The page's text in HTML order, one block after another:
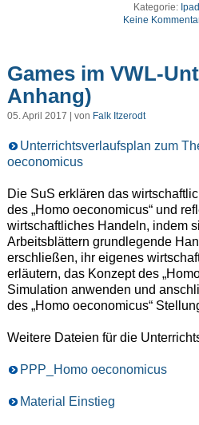
Kategorie:
Keine
Games im VWL-
Anhang)
05. April 2017 | von Falk Itzerodt
Unterrichtsverlaufsplan zum
oeconomicus
Die SuS erklären das
des „Homo oeconomicus“ und
wirtschaftliches Handeln, indem
Arbeitsblättern grundlegende
erschließen, ihr eigenes
erläutern, das Konzept des
Simulation anwenden und
des „Homo oeconomicus“
Weitere Dateien für die
PPP_Homo oeconomicus
Material Einstieg